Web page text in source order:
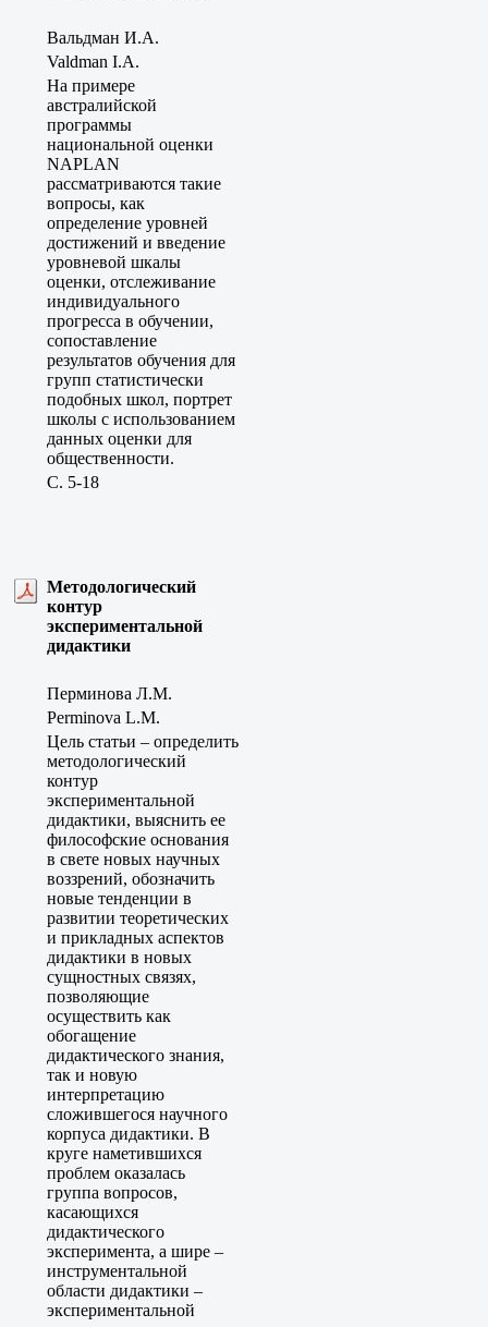
Вальдман И.А.
Valdman I.A.
На примере
австралийской
программы
национальной оценки
NAPLAN
рассматриваются такие
вопросы, как
определение уровней
достижений и введение
уровневой шкалы
оценки, отслеживание
индивидуального
прогресса в обучении,
сопоставление
результатов обучения для
групп статистически
подобных школ, портрет
школы с использованием
данных оценки для
общественности.
C. 5-18
Методологический
контур
экспериментальной
дидактики
Перминова Л.М.
Perminova L.M.
Цель статьи – определить
методологический
контур
экспериментальной
дидактики, выяснить ее
философские основания
в свете новых научных
воззрений, обозначить
новые тенденции в
развитии теоретических
и прикладных аспектов
дидактики в новых
сущностных связях,
позволяющие
осуществить как
обогащение
дидактического знания,
так и новую
интерпретацию
сложившегося научного
корпуса дидактики. В
круге наметившихся
проблем оказалась
группа вопросов,
касающихся
дидактического
эксперимента, а шире –
инструментальной
области дидактики –
экспериментальной